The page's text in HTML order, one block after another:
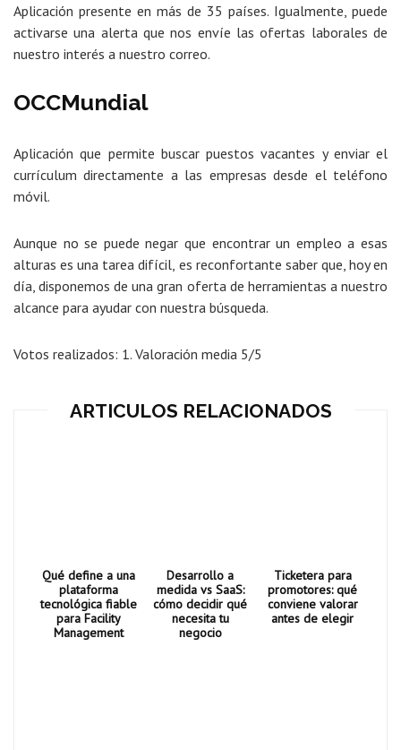
Aplicación presente en más de 35 países. Igualmente, puede
activarse una alerta que nos envíe las ofertas laborales de
nuestro interés a nuestro correo.
OCCMundial
Aplicación que permite buscar puestos vacantes y enviar el
currículum directamente a las empresas desde el teléfono
móvil.
Aunque no se puede negar que encontrar un empleo a esas
alturas es una tarea difícil, es reconfortante saber que, hoy en
día, disponemos de una gran oferta de herramientas a nuestro
alcance para ayudar con nuestra búsqueda.
Votos realizados: 1. Valoración media 5/5
ARTICULOS RELACIONADOS
Qué define a una
plataforma
tecnológica fiable
para Facility
Management
Desarrollo a
medida vs SaaS:
cómo decidir qué
necesita tu
negocio
Ticketera para
promotores: qué
conviene valorar
antes de elegir